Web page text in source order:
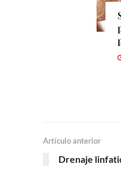
Artículo anterior
Drenaje